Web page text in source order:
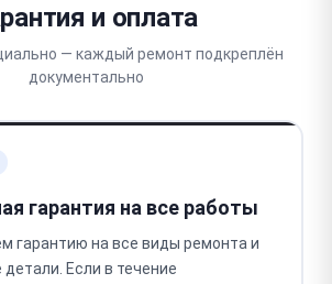
и оплата
— каждый ремонт подкреплён
документально
гарантия на все работы
гарантию на все виды ремонта и
Если в течение